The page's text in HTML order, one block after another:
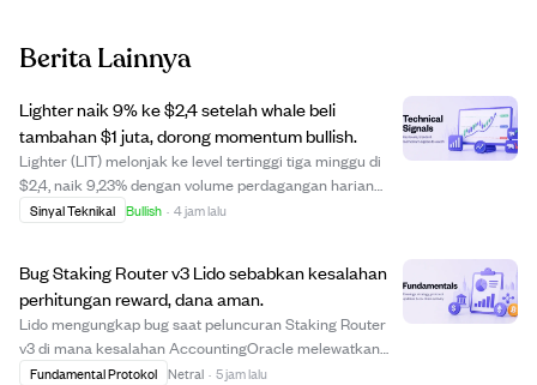
Berita Lainnya
Lighter naik 9% ke $2,4 setelah whale beli
tambahan $1 juta, dorong momentum bullish.
Lighter (LIT) melonjak ke level tertinggi tiga minggu di
$2,4, naik 9,23% dengan volume perdagangan harian
naik 53% menjadi $49 juta. Seorang whale besar telah
Sinyal Teknikal Bullish · 4 jam lalu
Bug Staking Router v3 Lido sebabkan kesalahan
perhitungan reward, dana aman.
Lido mengungkap bug saat peluncuran Staking Router
v3 di mana kesalahan AccountingOracle melewatkan
deposit validator 32 ETH, menyebabkan perhitungan
Fundamental Protokol Netral · 5 jam lalu